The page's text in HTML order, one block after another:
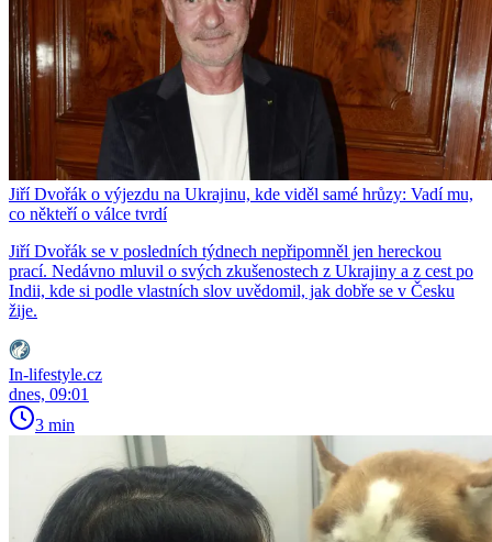
Jiří Dvořák o výjezdu na Ukrajinu, kde viděl samé hrůzy: Vadí mu,
co někteří o válce tvrdí
Jiří Dvořák se v posledních týdnech nepřipomněl jen hereckou
prací. Nedávno mluvil o svých zkušenostech z Ukrajiny a z cest po
Indii, kde si podle vlastních slov uvědomil, jak dobře se v Česku
žije.
In-lifestyle.cz
dnes, 09:01
3 min